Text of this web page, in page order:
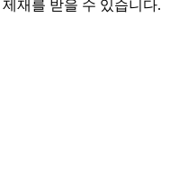
재를 받을 수 있습니다.